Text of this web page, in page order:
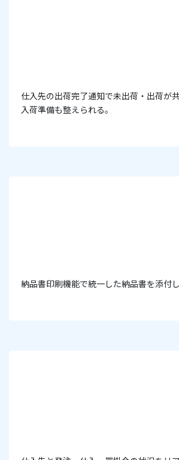
仕入先の出荷完了通知で未出荷・出荷が
入荷準備も整えられる。
納品書印刷機能で統一した納品書を添付